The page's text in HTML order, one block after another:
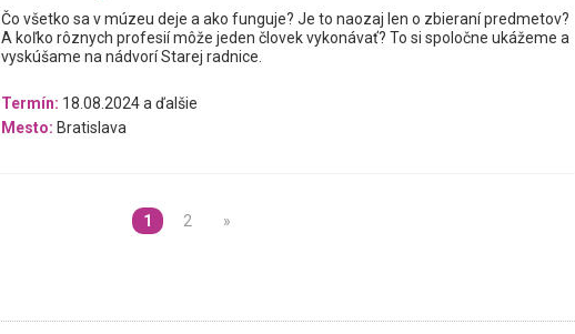
Čo všetko sa v múzeu deje a ako funguje? Je to naozaj len o zbieraní predmetov?
A koľko rôznych profesií môže jeden človek vykonávať? To si spoločne ukážeme a
vyskúšame na nádvorí Starej radnice.
Termín: 18.08.2024 a ďalšie
Mesto: Bratislava
1 2 »